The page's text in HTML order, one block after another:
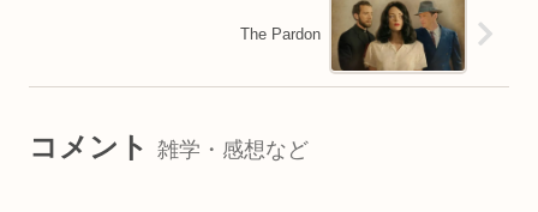
The Pardon
コメント 雑学・感想など